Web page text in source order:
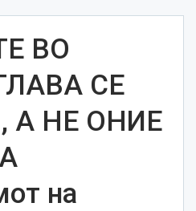
ВО
СЕ
А НЕ ОНИЕ
на